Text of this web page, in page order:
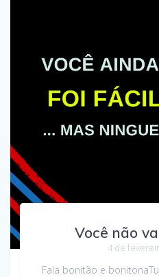
Você não
4 de
Fala bonitão e